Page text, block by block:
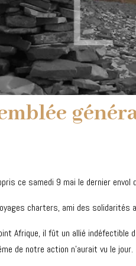
ce samedi 9 mai le dernier envol
charters, ami des solidarités
Afrique, il fût un allié
de notre action n’aurait vu le